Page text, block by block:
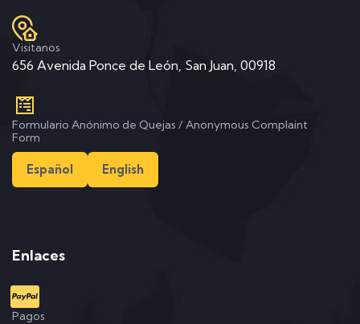
Visitanos
656 Avenida Ponce de León, San Juan, 00918
Formulario Anónimo de Quejas / Anonymous Complaint
Form
Español English
Enlaces
Pagos